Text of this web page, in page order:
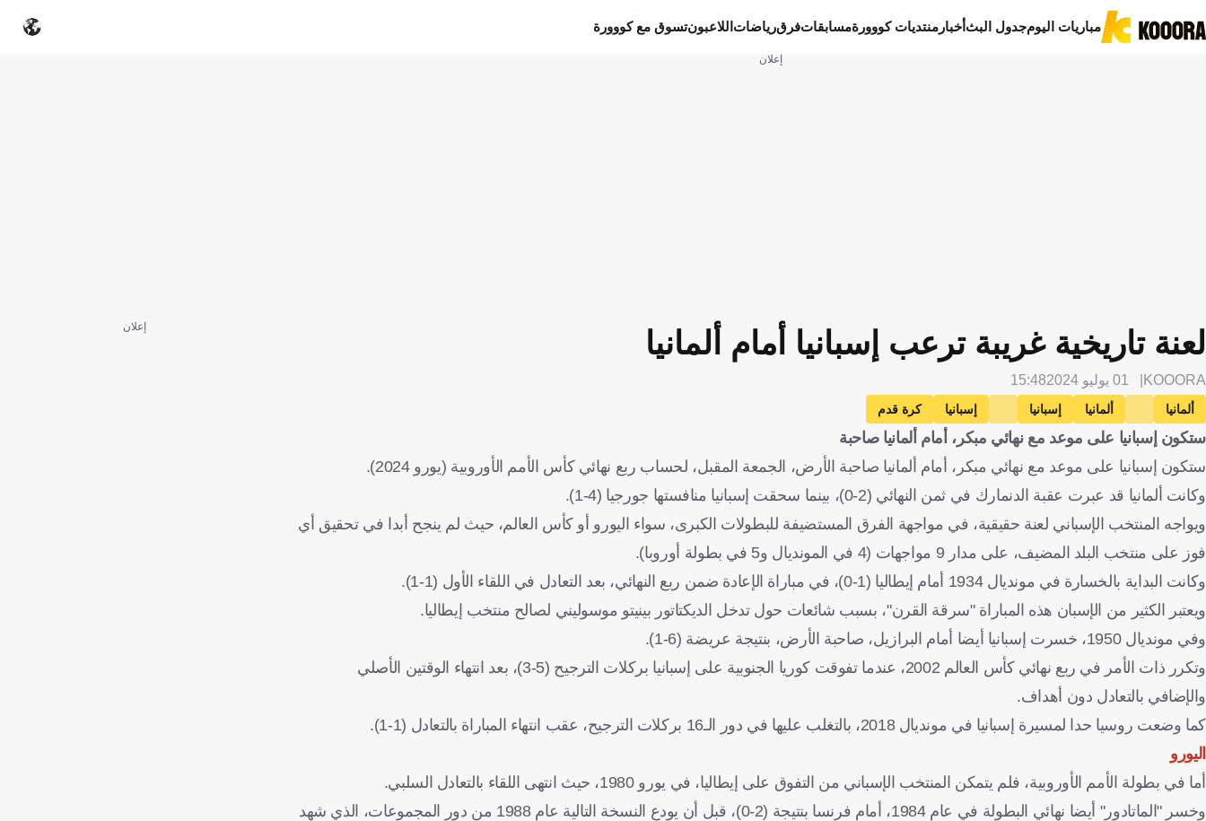
مباريات اليومجدول البثأخبار منتديات كووورةمسابقاتفرقرياضات اللاعبونتسوق مع كووورة
إعلان
لعنة تاريخية غريبة ترعب إسبانيا أمام ألمانيا
KOOORA 01 يوليو 2024 15:48
ألمانيا ألمانيا إسبانيا إسبانيا كرة قدم
ستكون إسبانيا على موعد مع نهائي مبكر، أمام ألمانيا صاحبة
ستكون إسبانيا على موعد مع نهائي مبكر، أمام ألمانيا صاحبة الأرض، الجمعة المقبل، لحساب ربع نهائي كأس الأمم الأوروبية (يورو 2024).
وكانت ألمانيا قد عبرت عقبة الدنمارك في ثمن النهائي (2-0)، بينما سحقت إسبانيا منافستها جورجيا (4-1).
ويواجه المنتخب الإسباني لعنة حقيقية، في مواجهة الفرق المستضيفة للبطولات الكبرى، سواء اليورو أو كأس العالم، حيث لم ينجح أبدا في تحقيق أي
فوز على منتخب البلد المضيف، على مدار 9 مواجهات (4 في المونديال و5 في بطولة أوروبا).
وكانت البداية بالخسارة في مونديال 1934 أمام إيطاليا (1-0)، في مباراة الإعادة ضمن ربع النهائي، بعد التعادل في اللقاء الأول (1-1).
ويعتبر الكثير من الإسبان هذه المباراة "سرقة القرن"، بسبب شائعات حول تدخل الديكتاتور بينيتو موسوليني لصالح منتخب إيطاليا.
وفي مونديال 1950، خسرت إسبانيا أيضا أمام البرازيل، صاحبة الأرض، بنتيجة عريضة (6-1).
وتكرر ذات الأمر في ربع نهائي كأس العالم 2002، عندما تفوقت كوريا الجنوبية على إسبانيا بركلات الترجيح (5-3)، بعد انتهاء الوقتين الأصلي
والإضافي بالتعادل دون أهداف.
كما وضعت روسيا حدا لمسيرة إسبانيا في مونديال 2018، بالتغلب عليها في دور الـ16 بركلات الترجيح، عقب انتهاء المباراة بالتعادل (1-1).
اليورو
أما في بطولة الأمم الأوروبية، فلم يتمكن المنتخب الإسباني من التفوق على إيطاليا، في يورو 1980، حيث انتهى اللقاء بالتعادل السلبي.
وخسر "الماتادور" أيضا نهائي البطولة في عام 1984، أمام فرنسا بنتيجة (2-0)، قبل أن يودع النسخة التالية عام 1988 من دور المجموعات، الذي شهد
إعلان